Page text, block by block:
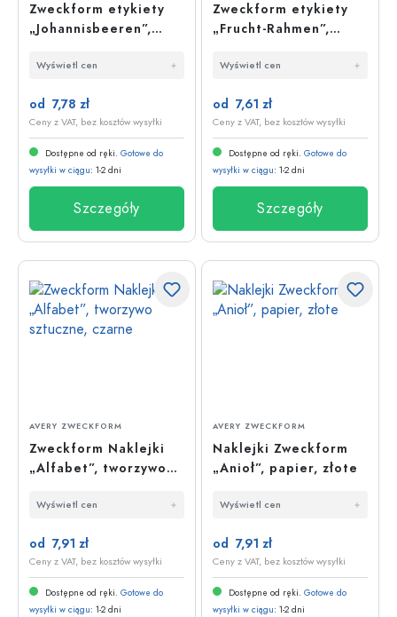
Zweckform etykiety
„Johannisbeeren”,
wielokolorowe
Wyświetl cen
od 7,78 zł
Ceny z VAT, bez kosztów wysyłki
Dostępne od ręki. Gotowe do
wysyłki w ciągu: 1-2 dni
Szczegóły
Zweckform etykiety
„Frucht-Rahmen”,
papierowe,
Wyświetl cen
od 7,61 zł
Ceny z VAT, bez kosztów wysyłki
Dostępne od ręki. Gotowe do
wysyłki w ciągu: 1-2 dni
Szczegóły
AVERY ZWECKFORM
Zweckform Naklejki
„Alfabet”, tworzywo
Wyświetl cen
od 7,91 zł
Ceny z VAT, bez kosztów wysyłki
Dostępne od ręki. Gotowe do
wysyłki w ciągu: 1-2 dni
AVERY ZWECKFORM
Naklejki Zweckform
„Anioł”, papier, złote
Wyświetl cen
od 7,91 zł
Ceny z VAT, bez kosztów wysyłki
Dostępne od ręki. Gotowe do
wysyłki w ciągu: 1-2 dni